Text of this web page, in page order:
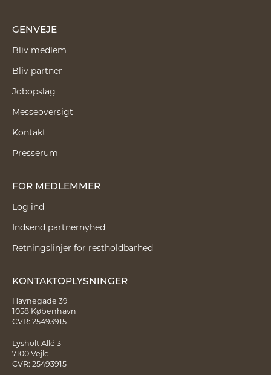
GENVEJE
Bliv medlem
Bliv partner
Jobopslag
Messeoversigt
Kontakt
Presserum
FOR MEDLEMMER
Log ind
Indsend partnernyhed
Retningslinjer for restholdbarhed
KONTAKTOPLYSNINGER
Havnegade 39
1058 København
CVR: 25493915
Lysholt Allé 3
7100 Vejle
CVR: 25493915